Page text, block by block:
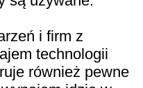
i firm z
technologii
również pewne